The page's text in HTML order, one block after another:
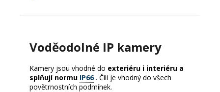
Voděodolné IP kamery
Kamery jsou vhodné do exteriéru i interiéru a
splňují normu IP66. Čili je vhodný do všech
povětrnostních podmínek.